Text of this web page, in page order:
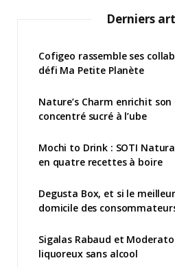
Derniers
Cofigeo rassemble ses
défi Ma Petite Planète
Nature’s Charm enrichit
concentré sucré à l’ube
Mochi to Drink : SOTI
en quatre recettes à boire
Degusta Box, et si le
domicile des
Sigalas Rabaud et
liquoreux sans alcool